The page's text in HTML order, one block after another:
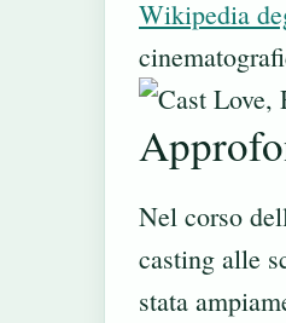
Wikipedia
Nel corso
casting alle
stata